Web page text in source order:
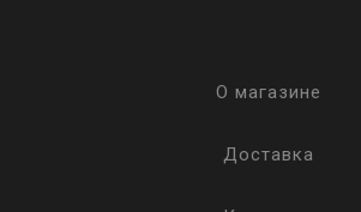
О магазине
Доставка